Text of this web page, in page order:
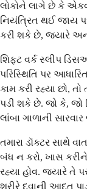
લોકોને લાગે છે કે
નિયંત્રિત થઈ જાય
કરી શકે છે, જ્યારે
શિફ્ટ વર્ક સ્લીપ
પરિસ્થિતિ પર
કામ કરી રહ્યા છો,
પડી શકે છે. જો કે, જો
લાંબા ગાળાની
તમારા ડૉક્ટર સાથે
બંધ ન કરો, ખાસ
રહ્યા હોવ. જ્યારે તે
શરીરે દવાની આદત